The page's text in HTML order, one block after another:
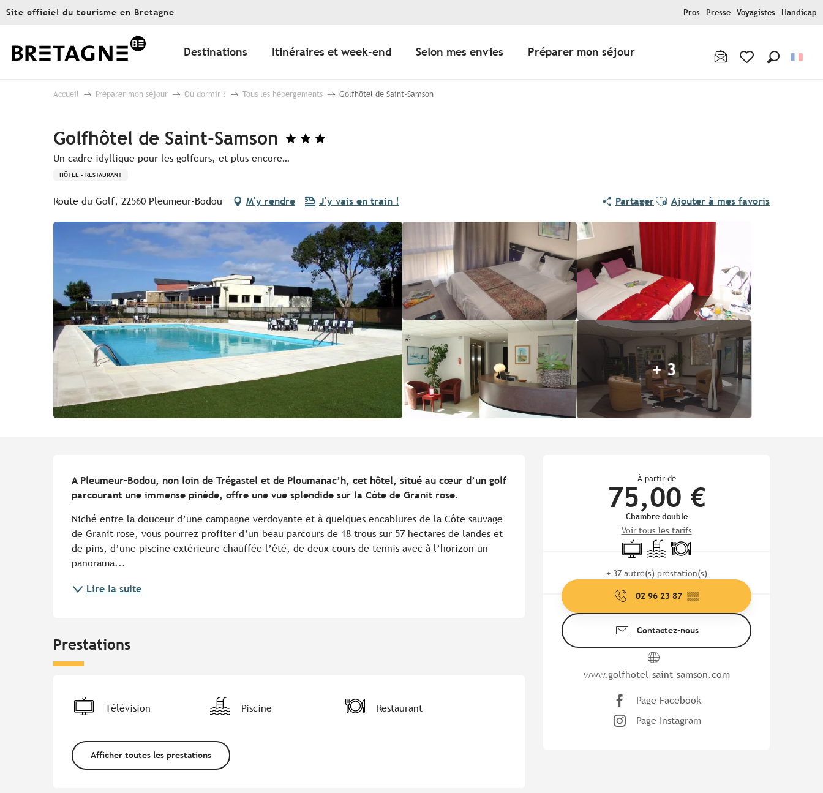
Aller
principal
Site officiel du tourisme en Bretagne Pros Presse Voyagistes Handicap
Destinations Itinéraires et week-end Selon mes envies Préparer mon séjour
Accueil Préparer mon séjour Où dormir ? Tous les hébergements Golfhôtel de Saint-Samson
Golfhôtel de Saint-Samson
Un cadre idyllique pour les golfeurs, et plus encore…
HÔTEL - RESTAURANT
Route du Golf, 22560 Pleumeur-Bodou M'y rendre J'y vais en train ! PartagerAjouter aux favoris
Ajouter à mes favoris
+ 3
À partir de
75,00 €
Chambre double
Voir tous les tarifs
TélévisionPiscineRestaurant
+ 37 autre(s) prestation(s)
02 96 23 87 ▒▒
Contactez-nous
www.golfhotel-saint-samson.com
Page Facebook
Page Instagram
A Pleumeur-Bodou, non loin de Trégastel et de Ploumanac’h, cet hôtel, situé au cœur d’un golf
parcourant une immense pinède, offre une vue splendide sur la Côte de Granit rose.
Niché entre la douceur d’une campagne verdoyante et à quelques encablures de la Côte sauvage
de Granit rose, vous pourrez profiter d’un beau parcours de 18 trous sur 57 hectares de landes et
de pins, d’une piscine extérieure chauffée l’été, de deux cours de tennis avec à l’horizon un
panorama...
Lire la suite
Prestations
Télévision Piscine Restaurant
Afficher toutes les prestations